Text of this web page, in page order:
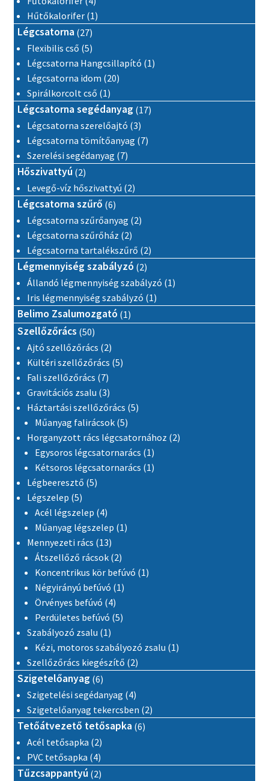
Hűtőkalorifer 11 termék
Légcsatorna 2727 termék
Flexibilis cső 55 termék
Légcsatorna Hangcsillapító 11 termék
Légcsatorna idom 2020 termék
Spirálkorcolt cső 11 termék
Légcsatorna segédanyag 1717 termék
Légcsatorna szerelőajtó 33 termék
Légcsatorna tömítőanyag 77 termék
Szerelési segédanyag 77 termék
Hőszivattyú 22 termék
Levegő-víz hőszivattyú 22 termék
Légcsatorna szűrő 66 termék
Légcsatorna szűrőanyag 22 termék
Légcsatorna szűrőház 22 termék
Légcsatorna tartalékszűrő 22 termék
Légmennyiség szabályzó 22 termék
Állandó légmennyiség szabályzó 11 termék
Iris légmennyiség szabályzó 11 termék
Belimo Zsalumozgató 11 termék
Szellőzőrács 5050 termék
Ajtó szellőzőrács 22 termék
Kültéri szellőzőrács 55 termék
Fali szellőzőrács 77 termék
Gravitációs zsalu 33 termék
Háztartási szellőzőrács 55 termék
Műanyag falirácsok 55 termék
Horganyzott rács légcsatornához 22 termék
Egysoros légcsatornarács 11 termék
Kétsoros légcsatornarács 11 termék
Légbeeresztő 55 termék
Légszelep 55 termék
Acél légszelep 44 termék
Műanyag légszelep 11 termék
Mennyezeti rács 1313 termék
Átszellőző rácsok 22 termék
Koncentrikus kör befúvó 11 termék
Négyirányú befúvó 11 termék
Örvényes befúvó 44 termék
Perdületes befúvó 55 termék
Szabályozó zsalu 11 termék
Kézi, motoros szabályozó zsalu 11 termék
Szellőzőrács kiegészítő 22 termék
Szigetelőanyag 66 termék
Szigetelési segédanyag 44 termék
Szigetelőanyag tekercsben 22 termék
Tetőátvezető tetősapka 66 termék
Acél tetősapka 22 termék
PVC tetősapka 44 termék
Tűzcsappantyú 22 termék